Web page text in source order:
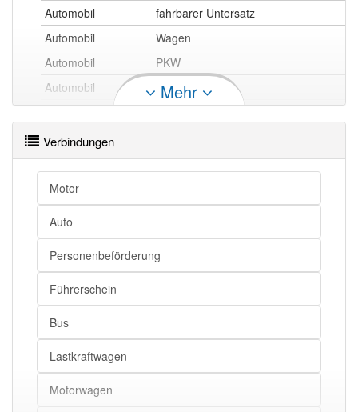
Automobil
fahrbarer Untersatz
Automobil
Wagen
Automobil
PKW
Automobil
Auto
Automobil openthesaurus
Mehr
Verbindungen
Motor
Auto
Personenbeförderung
Führerschein
Bus
Lastkraftwagen
Motorwagen